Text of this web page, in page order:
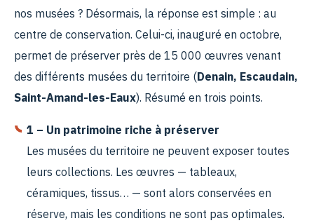
nos musées ? Désormais, la réponse est simple : au
centre de conservation. Celui-ci, inauguré en octobre,
permet de préserver près de 15 000 œuvres venant
des différents musées du territoire (Denain, Escaudain,
Saint-Amand-les-Eaux). Résumé en trois points.
1 – Un patrimoine riche à préserver
Les musées du territoire ne peuvent exposer toutes
leurs collections. Les œuvres — tableaux,
céramiques, tissus… — sont alors conservées en
réserve, mais les conditions ne sont pas optimales.